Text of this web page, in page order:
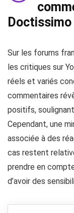
Sur les forums
les critiques sur
réels et variés
commentaires
positifs,
Cependant, une
associée à des
cas restent
prendre en
d’avoir des